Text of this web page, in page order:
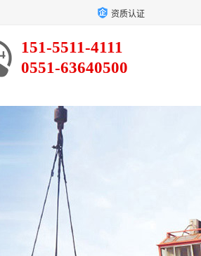
资质认证
151-5511-4111
0551-63640500